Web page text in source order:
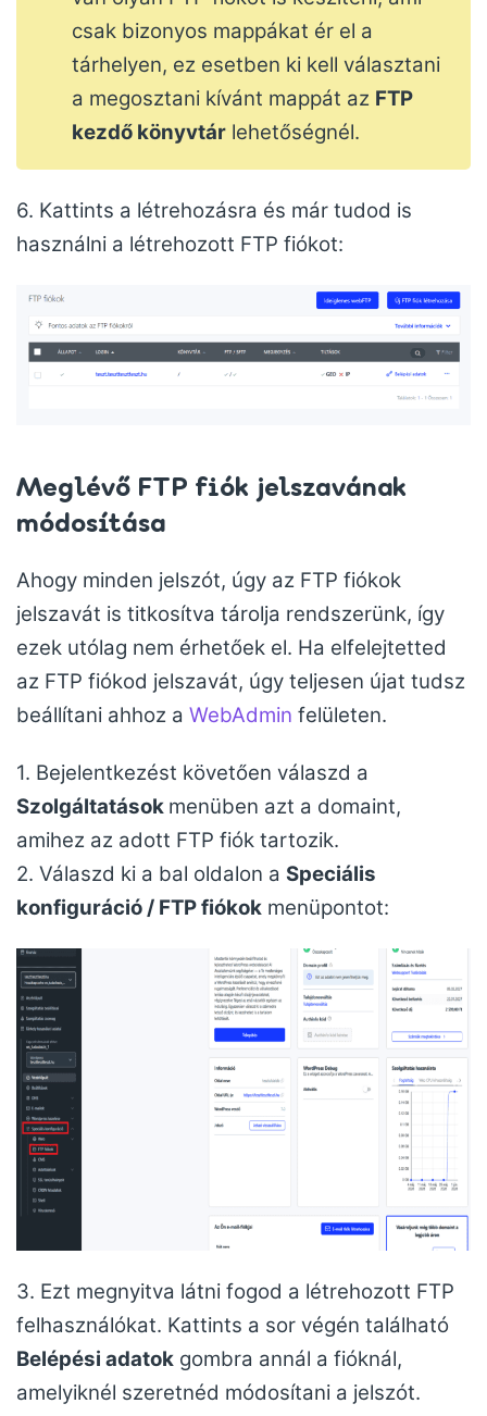
csak bizonyos mappákat ér el a
tárhelyen, ez esetben ki kell választani
a megosztani kívánt mappát az FTP
kezdő könyvtár lehetőségnél.
6. Kattints a létrehozásra és már tudod is
használni a létrehozott FTP fiókot:
Meglévő FTP fiók jelszavának
módosítása
Ahogy minden jelszót, úgy az FTP fiókok
jelszavát is titkosítva tárolja rendszerünk, így
ezek utólag nem érhetőek el. Ha elfelejtetted
az FTP fiókod jelszavát, úgy teljesen újat tudsz
beállítani ahhoz a WebAdmin felületen.
1. Bejelentkezést követően válaszd a
Szolgáltatások menüben azt a domaint,
amihez az adott FTP fiók tartozik.
2. Válaszd ki a bal oldalon a Speciális
konfiguráció / FTP fiókok menüpontot:
3. Ezt megnyitva látni fogod a létrehozott FTP
felhasználókat. Kattints a sor végén található
Belépési adatok gombra annál a fióknál,
amelyiknél szeretnéd módosítani a jelszót.